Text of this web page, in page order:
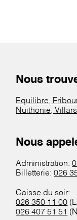
Nous
Equilibre,
Nuithonie,
Nous
Administration:
Billetterie:026
Caisse du soir:
026 350 11 00
026 407 51 51